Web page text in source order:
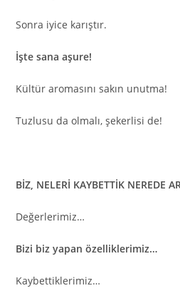
Sonra iyice karıştır.
İşte sana aşure!
Kültür aromasını sakın unutma!
Tuzlusu da olmalı, şekerlisi de!
BİZ, NELERİ KAYBETTİK NEREDE
Değerlerimiz…
Bizi biz yapan özelliklerimiz…
Kaybettiklerimiz…